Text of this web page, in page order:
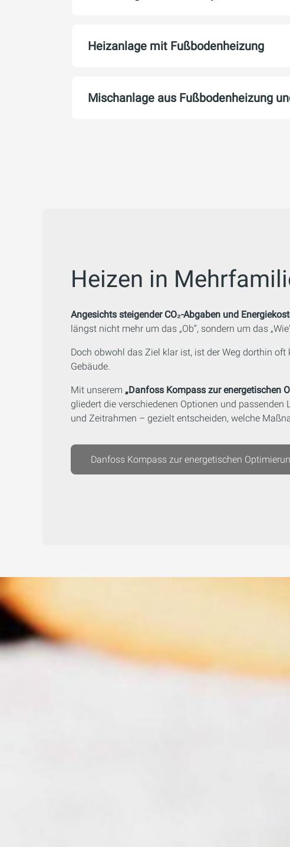
Heizanlage mit Fußbodenheizung
Mischanlage aus Fußbodenheizung
Heizen in
Angesichts steigender CO₂-Abgaben und
längst nicht mehr um das „Ob“, sondern um das
Doch obwohl das Ziel klar ist, ist der Weg dorthin
Gebäude.
Mit unserem „Danfoss Kompass zur energetischen
gliedert die verschiedenen Optionen und
und Zeitrahmen – gezielt entscheiden, welche
Danfoss Kompass zur energetischen